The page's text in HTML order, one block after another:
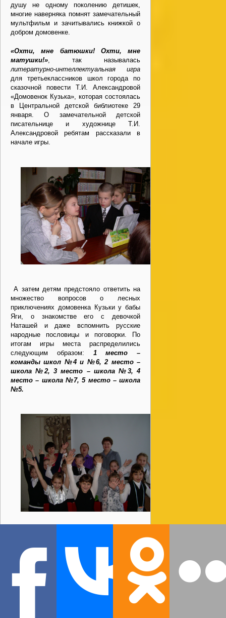
душу не одному поколению детишек,
многие наверняка помнят замечательный
мультфильм и зачитывались книжкой о
добром домовенке.
«Охти, мне батюшки! Охти, мне
матушки!», так называлась
литературно-интеллектуальная игра
для третьеклассников школ города по
сказочной повести Т.И. Александровой
«Домовенок Кузька», которая состоялась
в Центральной детской библиотеке 29
января. О замечательной детской
писательнице и художнице Т.И.
Александровой ребятам рассказали в
начале игры.
А затем детям предстояло ответить на
множество вопросов о лесных
приключениях домовенка Кузьки у бабы
Яги, о знакомстве его с девочкой
Наташей и даже вспомнить русские
народные пословицы и поговорки. По
итогам игры места распределились
следующим образом: 1 место –
команды школ №4 и №6, 2 место –
школа №2, 3 место – школа №3, 4
место – школа №7, 5 место – школа
№5.
«На священной земле
Сталинграда»
Патриотическая интеллектуальная игра
«На священной земле
состоялась 28